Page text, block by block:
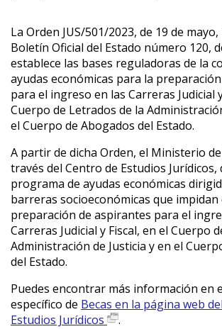
La Orden JUS/501/2023, de 19 de
Boletín Oficial del Estado número 120,
establece las bases reguladoras de la
ayudas económicas para la
para el ingreso en las Carreras Judicial
Cuerpo de Letrados de la
el Cuerpo de Abogados del Estado.
A partir de dicha Orden, el Ministerio de
través del Centro de Estudios
programa de ayudas económicas
barreras socioeconómicas que
preparación de aspirantes para el
Carreras Judicial y Fiscal, en el Cuerpo
Administración de Justicia y en el
del Estado.
Puedes encontrar más información en
específico de Becas en la página web
Estudios Jurídicos
.